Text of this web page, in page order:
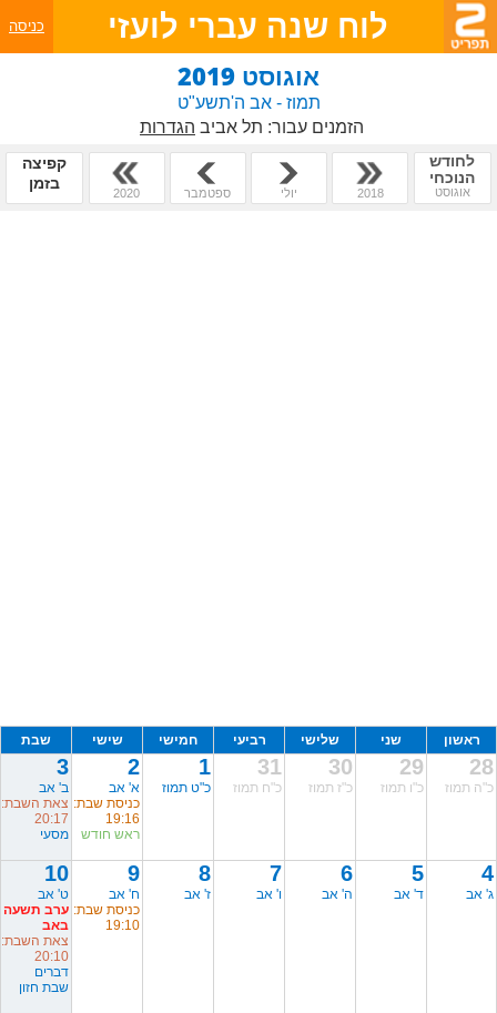
לוח שנה עברי לועזי כניסה
אוגוסט 2019
תמוז - אב ה'תשע"ט
הזמנים עבור: תל אביב הגדרות
לחודש
הנוכחי
אוגוסט 2018 יולי ספטמבר 2020
קפיצה
בזמן
ראשון שני שלישי רביעי חמישי שישי שבת
28
כ"ה תמוז
29
כ"ו תמוז
30
כ"ז תמוז
31
כ"ח תמוז
1
כ"ט תמוז
2
א' אב
כניסת שבת:
19:16
ראש חודש
3
ב' אב
צאת השבת:
20:17
מסעי
4
ג' אב
5
ד' אב
6
ה' אב
7
ו' אב
8
ז' אב
9
ח' אב
כניסת שבת:
19:10
10
ט' אב
ערב תשעה
באב
צאת השבת:
20:10
דברים
שבת חזון